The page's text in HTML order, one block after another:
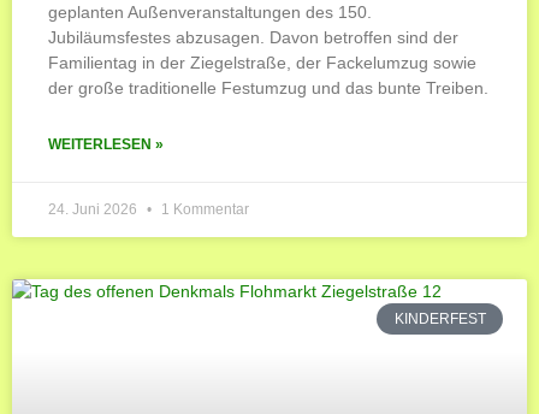
geplanten Außenveranstaltungen des 150.
Jubiläumsfestes abzusagen. Davon betroffen sind der
Familientag in der Ziegelstraße, der Fackelumzug sowie
der große traditionelle Festumzug und das bunte Treiben.
WEITERLESEN »
24. Juni 2026 1 Kommentar
KINDERFEST